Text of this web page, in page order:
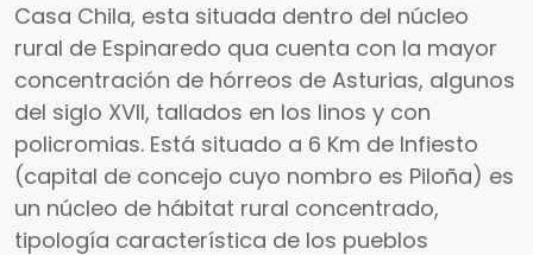
Casa Chila, esta situada dentro del núcleo
rural de Espinaredo qua cuenta con la mayor
concentración de hórreos de Asturias, algunos
del siglo XVII, tallados en los linos y con
policromias. Está situado a 6 Km de Infiesto
(capital de concejo cuyo nombro es Piloña) es
un núcleo de hábitat rural concentrado,
tipología característica de los pueblos